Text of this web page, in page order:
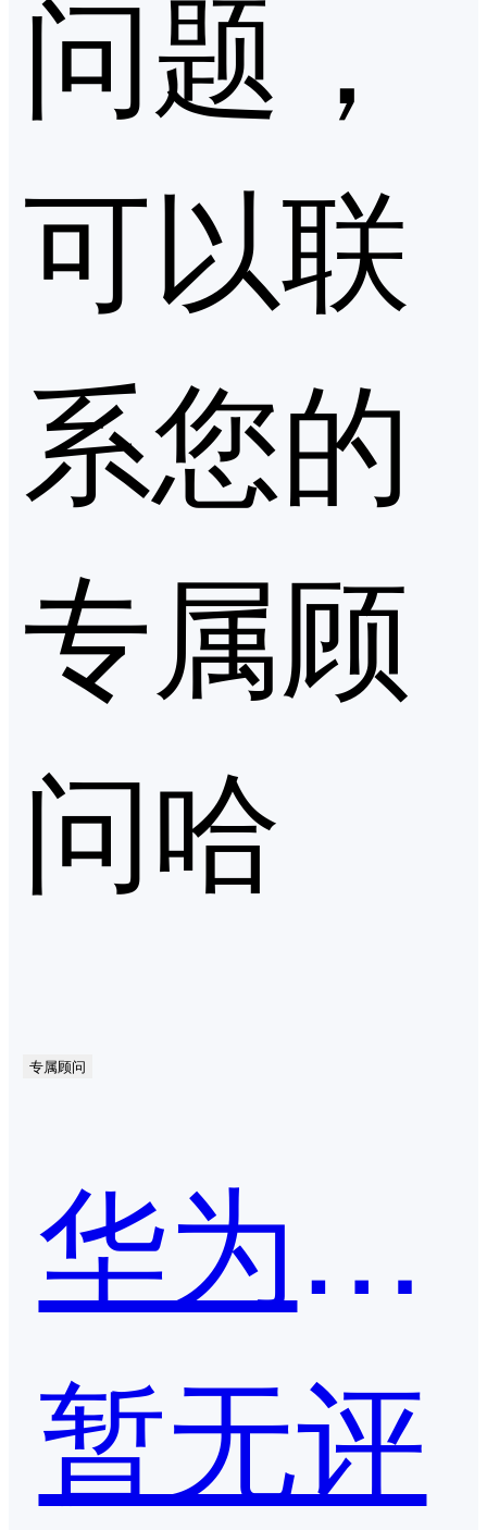
问题，
可以联
系您的
专属顾
问哈
专属顾问
华为应用市场
暂无评